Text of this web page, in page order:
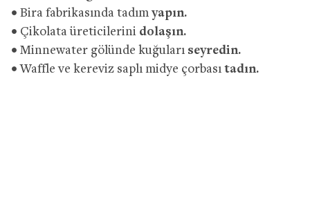
• Bira fabrikasında tadım yapın.
• Çikolata üreticilerini dolaşın.
• Minnewater gölünde kuğuları seyredin.
• Waffle ve kereviz saplı midye çorbası tadın.